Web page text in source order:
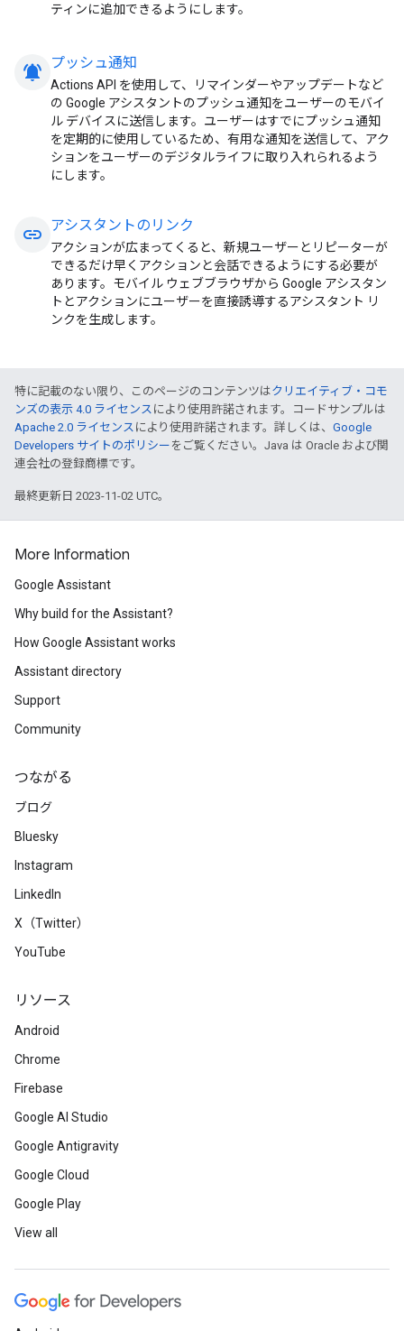
ティンに追加できるようにします。
notifications_active プッシュ通知
Actions API を使用して、リマインダーやアップデートなど
の Google アシスタントのプッシュ通知をユーザーのモバイ
ル デバイスに送信します。ユーザーはすでにプッシュ通知
を定期的に使用しているため、有用な通知を送信して、アク
ションをユーザーのデジタルライフに取り入れられるよう
にします。
link アシスタントのリンク
アクションが広まってくると、新規ユーザーとリピーターが
できるだけ早くアクションと会話できるようにする必要が
あります。モバイル ウェブブラウザから Google アシスタン
トとアクションにユーザーを直接誘導するアシスタント リ
ンクを生成します。
特に記載のない限り、このページのコンテンツはクリエイティブ・コモ
ンズの表示 4.0 ライセンス により使用許諾されます。コードサンプルは
Apache 2.0 ライセンス により使用許諾されます。詳しくは、 Google
Developers サイトのポリシー をご覧ください。Java は Oracle および関
連会社の登録商標です。
最終更新日 2023-11-02 UTC。
More Information
Google Assistant
Why build for the Assistant?
How Google Assistant works
Assistant directory
Support
Community
つながる
ブログ
Bluesky
Instagram
LinkedIn
X（Twitter）
YouTube
リソース
Android
Chrome
Firebase
Google AI Studio
Google Antigravity
Google Cloud
Google Play
View all